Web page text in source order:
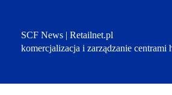
SCF News | Retailnet.pl
komercjalizacja i zarządzanie centrami